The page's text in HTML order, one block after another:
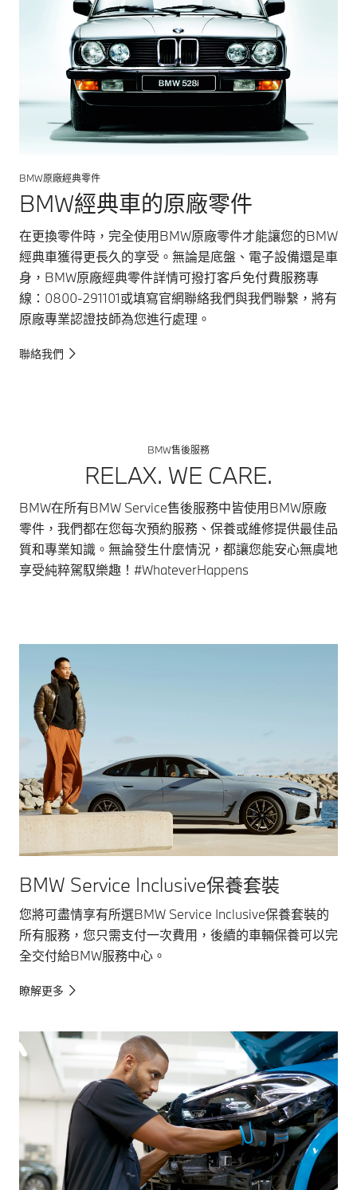
BMW原廠經典零件
BMW經典車的原廠零件
在更換零件時，完全使用BMW原廠零件才能讓您的BMW
經典車獲得更長久的享受。無論是底盤、電子設備還是車
身，BMW原廠經典零件詳情可撥打客戶免付費服務專
線：0800-291101或填寫官網聯絡我們與我們聯繫，將有
原廠專業認證技師為您進行處理。
聯絡我們
BMW售後服務
RELAX. WE CARE.
BMW在所有BMW Service售後服務中皆使用BMW原廠
零件，我們都在您每次預約服務、保養或維修提供最佳品
質和專業知識。無論發生什麼情況，都讓您能安心無虞地
享受純粹駕馭樂趣！#WhateverHappens
BMW Service Inclusive保養套裝
您將可盡情享有所選BMW Service Inclusive保養套裝的
所有服務，您只需支付一次費用，後續的車輛保養可以完
全交付給BMW服務中心。
瞭解更多